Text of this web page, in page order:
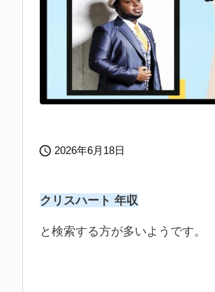
 2026年6月18日
クリスハート 年収
と検索する方が多いようです。